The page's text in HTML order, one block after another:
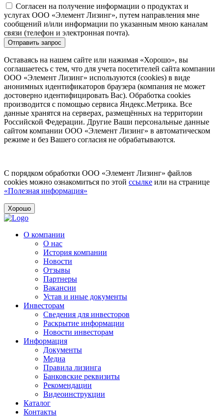
Согласен на получение информации о продуктах и
услугах ООО «Элемент Лизинг», путем направления мне
сообщений и/или информации по указанным мною каналам
связи (телефон и электронная почта).
Отправить запрос
Оставаясь на нашем сайте или нажимая «Хорошо», вы
соглашаетесь с тем, что для учета посетителей сайта компании
ООО «Элемент Лизинг» используются (cookies) в виде
анонимных идентификаторов браузера (компания не может
достоверно идентифицировать Вас). Обработка cookies
производится с помощью сервиса Яндекс.Метрика. Все
данные хранятся на серверах, размещённых на территории
Российской Федерации. Другие Ваши персональные данные
сайтом компании ООО «Элемент Лизинг» в автоматическом
режиме и без Вашего согласия не обрабатываются.
С порядком обработки ООО «Элемент Лизинг» файлов
cookies можно ознакомиться по этой ссылке или на странице
«Полезная информация»
Хорошо
О компании
О нас
История компании
Новости
Отзывы
Партнеры
Вакансии
Устав и иные документы
Инвесторам
Сведения для инвесторов
Раскрытие информации
Новости инвесторам
Информация
Документы
Медиа
Правила лизинга
Банковские реквизиты
Рекомендации
Видеоинструкции
Каталог
Контакты